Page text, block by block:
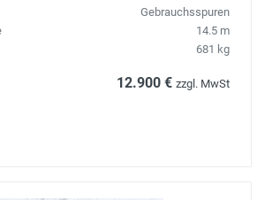
Gebrauchsspuren
14.5 m
681 kg
12.900 € zzgl. MwSt